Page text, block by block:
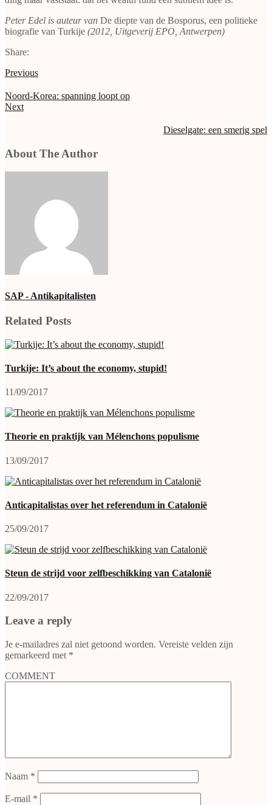
Peter Edel is auteur van De diepte van de Bosporus, een politieke
biografie van Turkije (2012, Uitgeverij EPO, Antwerpen)
Share:
Previous
Noord-Korea: spanning loopt op
Next
Dieselgate: een smerig spel
About The Author
SAP - Antikapitalisten
Related Posts
Turkije: It’s about the economy, stupid!
11/09/2017
Theorie en praktijk van Mélenchons populisme
13/09/2017
Anticapitalistas over het referendum in Catalonië
25/09/2017
Steun de strijd voor zelfbeschikking van Catalonië
22/09/2017
Leave a reply
Je e-mailadres zal niet getoond worden. Vereiste velden zijn
gemarkeerd met *
COMMENT
Naam *
E-mail *